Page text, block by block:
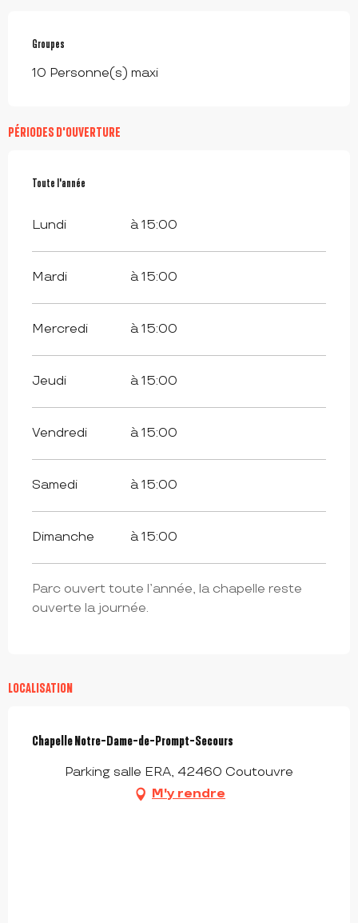
Groupes
Groupes
10 Personne(s) maxi
PÉRIODES D'OUVERTURE
Toute l'année
Toute l'année
Lundi à 15:00
Mardi à 15:00
Mercredi à 15:00
Jeudi à 15:00
Vendredi à 15:00
Samedi à 15:00
Dimanche à 15:00
Parc ouvert toute l’année, la chapelle reste
ouverte la journée.
LOCALISATION
Chapelle Notre-Dame-de-Prompt-Secours
Parking salle ERA, 42460 Coutouvre
M'y rendre